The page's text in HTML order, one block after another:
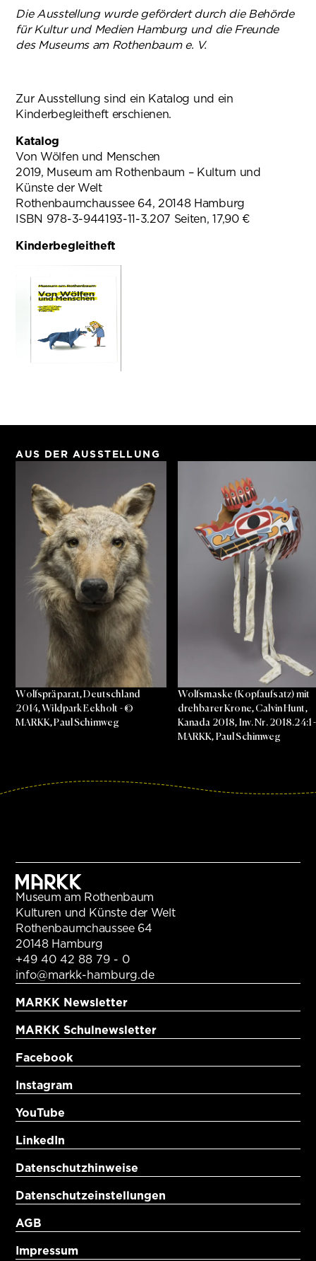
Die Ausstellung wurde gefördert durch die Behörde
für Kultur und Medien Hamburg und die Freunde
des Museums am Rothenbaum e. V.
Zur Ausstellung sind ein Katalog und ein
Kinderbegleitheft erschienen.
Katalog
Von Wölfen und Menschen
2019, Museum am Rothenbaum – Kulturn und
Künste der Welt
Rothenbaumchaussee 64, 20148 Hamburg
ISBN 978-3-944193-11-3.207 Seiten, 17,90 €
Kinderbegleitheft
AUS DER AUSSTELLUNG
Wolfspräparat, Deutschland
2014, Wildpark Eekholt - ©
MARKK, Paul Schimweg
Wolfsmaske (Kopfaufsatz) mit
drehbarer Krone, Calvin Hunt,
Kanada 2018, Inv. Nr. 2018.24:1
MARKK, Paul Schimweg
Museum am Rothenbaum
Kulturen und Künste der Welt
Rothenbaumchaussee 64
20148 Hamburg
+49 40 42 88 79 - 0
info@markk-hamburg.de
MARKK Newsletter
MARKK Schulnewsletter
Facebook
Instagram
YouTube
LinkedIn
Datenschutzhinweise
Datenschutzeinstellungen
AGB
Impressum